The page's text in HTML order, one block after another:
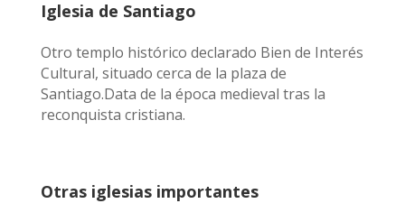
Iglesia de Santiago
Otro templo histórico declarado Bien de Interés
Cultural, situado cerca de la plaza de
Santiago.Data de la época medieval tras la
reconquista cristiana.
Otras iglesias importantes